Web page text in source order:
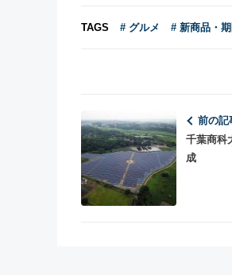
TAGS # グルメ # 新商品・
前の記
千葉商科
成